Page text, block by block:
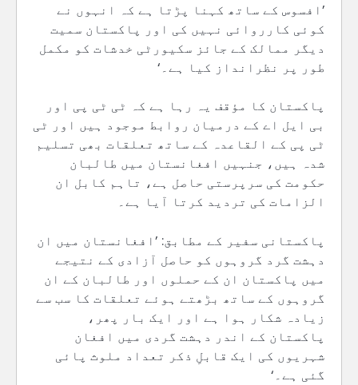
’افسوس کے ساتھ کہنا پڑتا ہے کہ انہوں نے
کوئی کارروائی نہیں کی اور پاکستان سمیت
دیگر ممالک کے جائز سکیورٹی خدشات کو مکمل
طور پر نظرانداز کیا ہے۔‘
پاکستان کا مؤقف یہ رہا ہے کہ ٹی ٹی پی اور
بی ایل اے کے درمیان روابط موجود ہیں اور ٹی
ٹی پی کے القاعدہ کے ساتھ تعلقات بھی تسلیم
شدہ ہیں، جنہیں افغانستان میں طالبان
حکومت کی سرپرستی حاصل ہے، تاہم کابل ان
الزامات کی تردید کرتا آیا ہے۔
پاکستانی سفیر کے مطابق: ’افغانستان میں ان
دہشت گرد گروہوں کو حاصل آزادی کے نتیجے
میں پاکستان ان کے حملوں اور طالبان کے ان
گروہوں کے ساتھ بڑھتے ہوئے تعلقات کا سب سے
زیادہ شکار ہوا ہے اور ایک بار پھر،
پاکستان کے اندر دہشت گردی میں افغان
شہریوں کی ایک قابلِ ذکر تعداد ملوث پائی
گئی ہے۔‘